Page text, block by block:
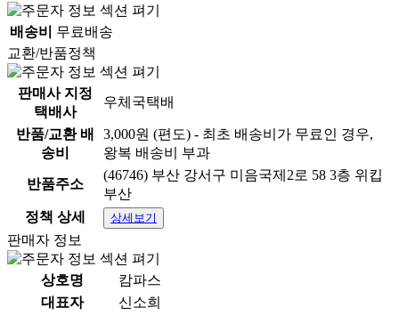
배송비
무료배송
교환/반품정책
판매사 지정
택배사
우체국택배
반품/교환 배
송비
3,000원 (편도) - 최초 배송비가 무료인 경우,
왕복 배송비 부과
반품주소
(46746) 부산 강서구 미음국제2로 58 3층 위킵
부산
정책 상세
상세보기
판매자 정보
상호명
캄파스
대표자
신소희